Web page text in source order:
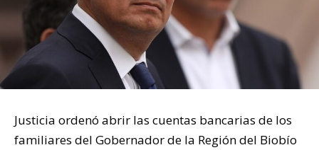
Justicia ordenó abrir las cuentas bancarias de los
familiares del Gobernador de la Región del Biobío